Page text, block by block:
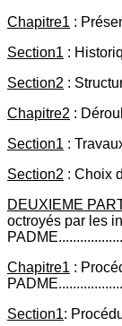
Chapitre1 :
Section1 :
Section2 :
Chapitre2 :
Section1 :
Section2 : Choix
DEUXIEME
octroyés par les
Chapitre1 :
Section1: